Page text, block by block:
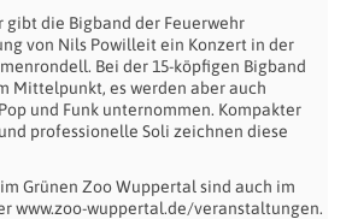
gibt die Bigband der Feuerwehr
von Nils Powilleit ein Konzert in der
Bei der 15-köpfigen Bigband
Mittelpunkt, es werden aber auch
und Funk unternommen. Kompakter
professionelle Soli zeichnen diese
Grünen Zoo Wuppertal sind auch im
www.zoo-wuppertal.de/veranstaltungen.